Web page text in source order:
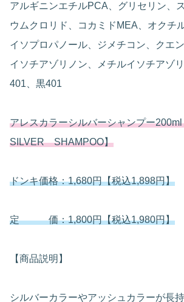
アルギニンエチルPCA、グリセリン、
ウムクロリド、コカミドMEA、オクチ
イソプロパノール、ジメチコン、クエ
イソチアゾリノン、メチルイソチアゾ
401、黒401
アレスカラーシルバーシャンプー
SILVER SHAMPOO】
ドンキ価格：1,680円【税込1,898円】
定 価：1,800円【税込1,980円】
【商品説明】
シルバーカラーやアッシュカラーが長